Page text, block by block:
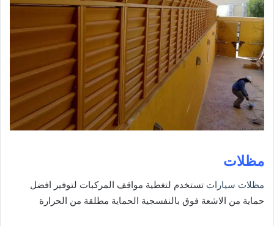
مظلات
مظلات سيارات تستخدم لتغطية مواقف المركبات لتوفير افضل
حماية من الاشعة فوق بالنفسجية الحماية مطلقة من الحرارة